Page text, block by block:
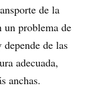
de la
un problema de
de las
adecuada,
anchas.